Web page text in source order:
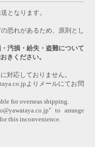
となります。
恐れがあるため、原則とし
汚損・紛失・盗難について
きください。
対応しておりません。
よりメールにてお問
for overseas shipping.
to arrange
this inconvenience.